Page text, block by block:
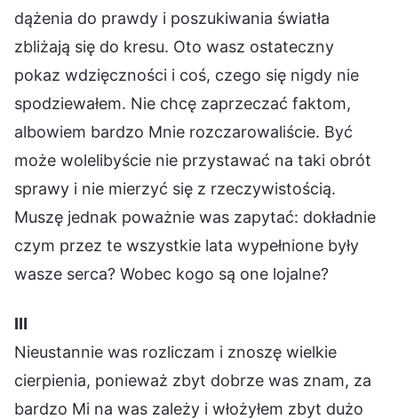
dążenia do prawdy i poszukiwania światła
zbliżają się do kresu. Oto wasz ostateczny
pokaz wdzięczności i coś, czego się nigdy nie
spodziewałem. Nie chcę zaprzeczać faktom,
albowiem bardzo Mnie rozczarowaliście. Być
może wolelibyście nie przystawać na taki obrót
sprawy i nie mierzyć się z rzeczywistością.
Muszę jednak poważnie was zapytać: dokładnie
czym przez te wszystkie lata wypełnione były
wasze serca? Wobec kogo są one lojalne?
Ⅲ
Nieustannie was rozliczam i znoszę wielkie
cierpienia, ponieważ zbyt dobrze was znam, za
bardzo Mi na was zależy i włożyłem zbyt dużo